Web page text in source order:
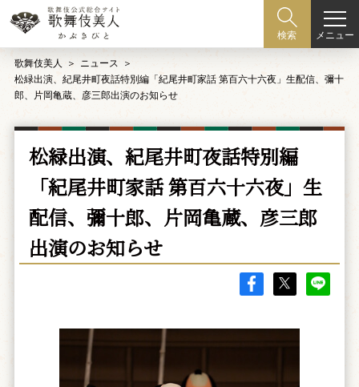
検索 メニュー
歌舞伎美人
ニュース
松緑出演、紀尾井町夜話特別編「紀尾井町家話 第百六十六夜」生配信、彌十
郎、片岡亀蔵、彦三郎出演のお知らせ
松緑出演、紀尾井町夜話特別編
「紀尾井町家話 第百六十六夜」生
配信、彌十郎、片岡亀蔵、彦三郎
出演のお知らせ